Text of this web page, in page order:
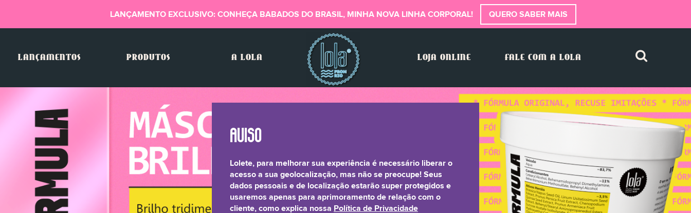
LANÇAMENTO EXCLUSIVO: CONHEÇA BABADOS DO BRASIL, MINHA NOVA LINHA CORPORAL! QUERO SABER MAIS
LANÇAMENTOS PRODUTOS A LOLA LOJA ONLINE FALE COM A LOLA
Lolete, para melhorar sua experiência é necessário liberar o
acesso a sua geolocalização, mas não se preocupe! Seus
dados pessoais e de localização estarão super protegidos e
usaremos apenas para aprimoramento de relação com o
cliente, como explica nossa Política de Privacidade